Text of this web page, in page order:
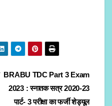
BRABU TDC Part 3 Exam
2023 : स्नातक सत्र 2020-23
पार्ट- 3 परीक्षा का फर्जी शेड्यूल